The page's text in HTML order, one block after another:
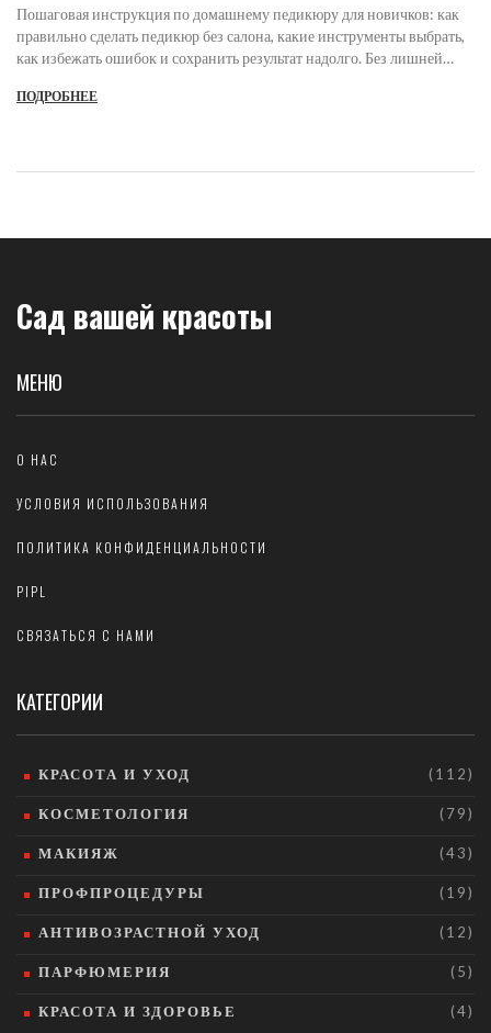
Пошаговая инструкция по домашнему педикюру для новичков: как
правильно сделать педикюр без салона, какие инструменты выбрать,
как избежать ошибок и сохранить результат надолго. Без лишней
ПОДРОБНЕЕ
Сад вашей красоты
МЕНЮ
О НАС
УСЛОВИЯ ИСПОЛЬЗОВАНИЯ
ПОЛИТИКА КОНФИДЕНЦИАЛЬНОСТИ
PIPL
СВЯЗАТЬСЯ С НАМИ
КАТЕГОРИИ
КРАСОТА И УХОД (112)
КОСМЕТОЛОГИЯ (79)
МАКИЯЖ (43)
ПРОФПРОЦЕДУРЫ (19)
АНТИВОЗРАСТНОЙ УХОД (12)
ПАРФЮМЕРИЯ (5)
КРАСОТА И ЗДОРОВЬЕ (4)